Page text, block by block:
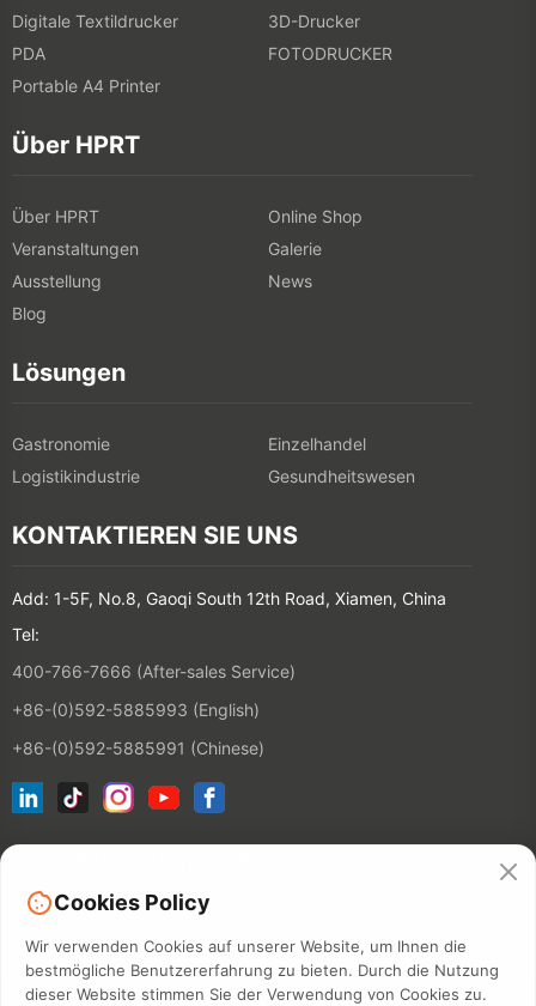
Digitale Textildrucker
3D-Drucker
PDA
FOTODRUCKER
Portable A4 Printer
Über HPRT
Über HPRT
Online Shop
Veranstaltungen
Galerie
Ausstellung
News
Blog
Lösungen
Gastronomie
Einzelhandel
Logistikindustrie
Gesundheitswesen
KONTAKTIEREN SIE UNS
Add: 1-5F, No.8, Gaoqi South 12th Road, Xiamen, China
Tel:
400-766-7666 (After-sales Service)
+86-(0)592-5885993 (English)
+86-(0)592-5885991 (Chinese)
Cookies Policy
Wir verwenden Cookies auf unserer Website, um Ihnen die
bestmögliche Benutzererfahrung zu bieten. Durch die Nutzung
dieser Website stimmen Sie der Verwendung von Cookies zu.